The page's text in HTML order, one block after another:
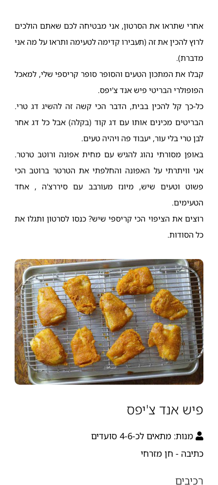
אחרי שתראו את הסרטון, אני מבטיחה לכם שאתם הולכים
לרוץ להכין את זה (תעבירו קדימה לטעימה ותראו על מה אני
מדברת).
קבלו את המתכון הטעים והסופר סופר קריספי שלי, למאכל
הפופולרי הבריטי פיש אנד צ'יפס.
כל-כך קל להכין בבית, הדבר הכי קשה זה להשיג דג טרי.
הבריטים מכינים אותו עם דג קוד (בקלה) אבל כל דג אחר
לבן טרי בלי עור, יעבוד פה ויהיה טעים.
באופן מסורתי נהוג להגיש עם מחית אפונה ורוטב טרטר.
אני וויתרתי על האפונה והחלפתי את הטרטר ברוטב הכי
פשוט וטעים שיש, מיונז מעורבב עם סיררצ'ה , אחד
הטעימים.
רוצים את הציפוי הכי קריספי שיש? כנסו לסרטון ותגלו את
כל הסודות.
פיש אנד צ'יפס
מנות: מתאים לכ-4-6 סועדים
כתיבה - חן מזרחי
רכיבים